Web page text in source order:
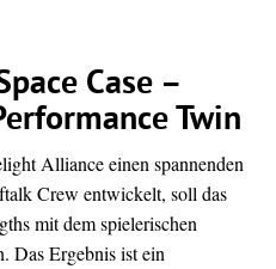
Case –
Twin
Alliance einen spannenden
Crew entwickelt, soll das
mit dem spielerischen
Das Ergebnis ist ein